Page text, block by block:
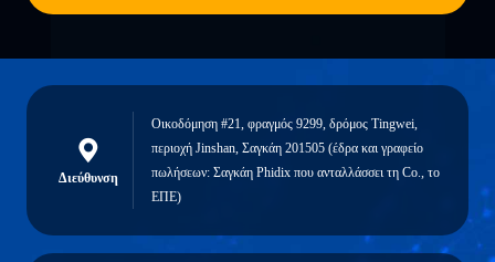
Διεύθυνση
Οικοδόμηση #21, φραγμός 9299, δρόμος Tingwei,
περιοχή Jinshan, Σαγκάη 201505 (έδρα και γραφείο
πωλήσεων: Σαγκάη Phidix που ανταλλάσσει τη Co., το
ΕΠΕ)